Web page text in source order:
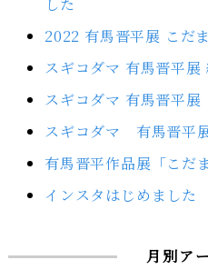
2022 有馬晋平展 こだ
スギコダマ 有馬晋平展
スギコダマ 有馬晋平
スギコダマ 有馬晋平
有馬晋平作品展「こだ
インスタはじめました
月別ア